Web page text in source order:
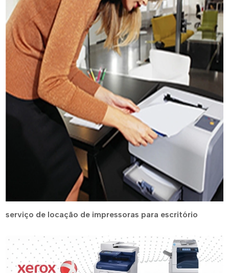
serviço de locação de impressoras para escritório